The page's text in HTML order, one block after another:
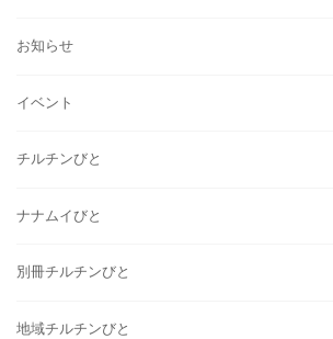
お知らせ
イベント
チルチンびと
ナナムイびと
別冊チルチンびと
地域チルチンびと